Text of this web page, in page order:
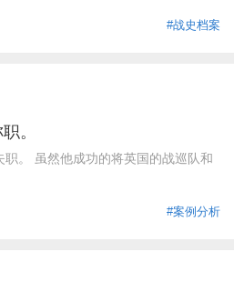
#战史档案
。
。 虽然他成功的将英国的战巡队和
#案例分析